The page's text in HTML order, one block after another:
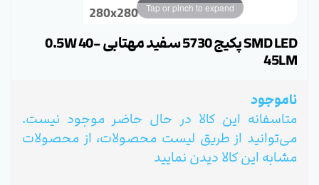
280x280 Tap or pinch to expand
SMD LED پکیج 5730 سفید مهتابی 0.5W 40-
45LM
ناموجود
متاسفانه این کالا در حال حاضر موجود نیست.
می‌توانید از طریق لیست محصولات، از محصولات
مشابه این کالا دیدن نمایید